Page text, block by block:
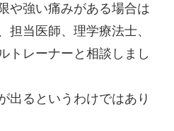
や強い痛みがある場合は
担当医師、理学療法士、
トレーナーと相談しまし
出るというわけではあり